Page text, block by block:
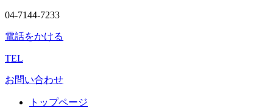
04-7144-7233
電話をかける
TEL
お問い合わせ
トップページ